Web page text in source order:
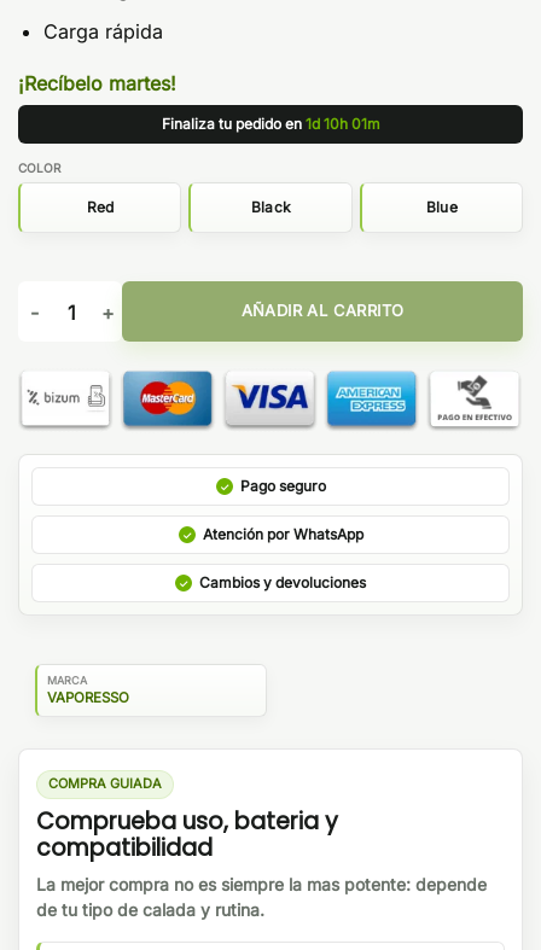
Carga rápida
¡Recíbelo martes!
Finaliza tu pedido en 1d 10h 01m
COLOR
Red Black Blue
GTX Go 80W - Vaporesso cantidad
AÑADIR AL CARRITO
Pago seguro
Atención por WhatsApp
Cambios y devoluciones
MARCA
VAPORESSO
COMPRA GUIADA
Comprueba uso, bateria y
compatibilidad
La mejor compra no es siempre la mas potente: depende
de tu tipo de calada y rutina.